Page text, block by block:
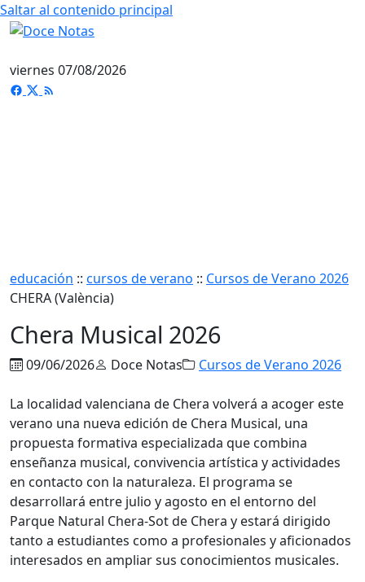
Saltar al contenido principal
viernes 07/08/2026
educación :: cursos de verano :: Cursos de Verano 2026
CHERA (València)
Chera Musical 2026
09/06/2026 Doce Notas Cursos de Verano 2026
La localidad valenciana de Chera volverá a acoger este
verano una nueva edición de Chera Musical, una
propuesta formativa especializada que combina
enseñanza musical, convivencia artística y actividades
en contacto con la naturaleza. El programa se
desarrollará entre julio y agosto en el entorno del
Parque Natural Chera-Sot de Chera y estará dirigido
tanto a estudiantes como a profesionales y aficionados
interesados en ampliar sus conocimientos musicales.